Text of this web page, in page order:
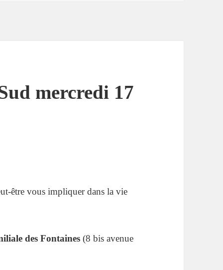
mercredi 17
être vous impliquer dans la vie
des Fontaines (8 bis avenue